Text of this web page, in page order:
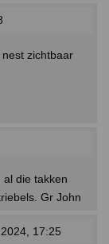
zichtbaar
die takken
Gr John
17:25